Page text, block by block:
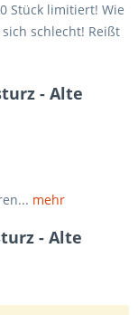
Stück limitiert! Wie
schlecht! Reißt
- Alte
mehr
- Alte